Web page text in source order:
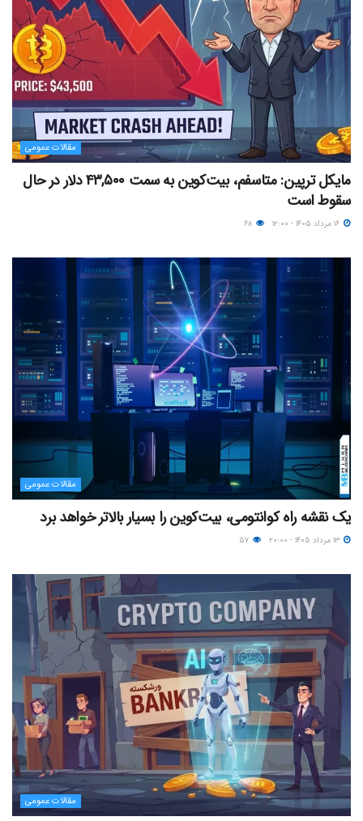
مقالات عمومی
مایکل ترپین: متاسفم، بیت‌کوین به سمت ۴۳,۵۰۰ دلار در حال
سقوط است
مقالات عمومی
یک نقشه راه کوانتومی، بیت‌کوین را بسیار بالاتر خواهد برد
مقالات عمومی